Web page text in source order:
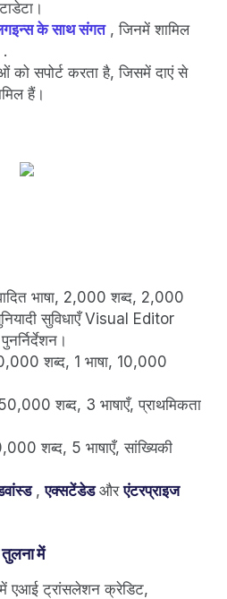
के साथ संगत, जिनमें शामिल
को सपोर्ट करता है, जिसमें दाएं से
हैं।
भाषा, 2,000 शब्द, 2,000
सुविधाएँ Visual Editor
शब्द, 1 भाषा, 10,000
शब्द, 3 भाषाएँ, प्राथमिकता
शब्द, 5 भाषाएँ, सांख्यिकी
,एक्सटेंडेडऔरएंटरप्राइज
में
में एआई ट्रांसलेशन क्रेडिट,